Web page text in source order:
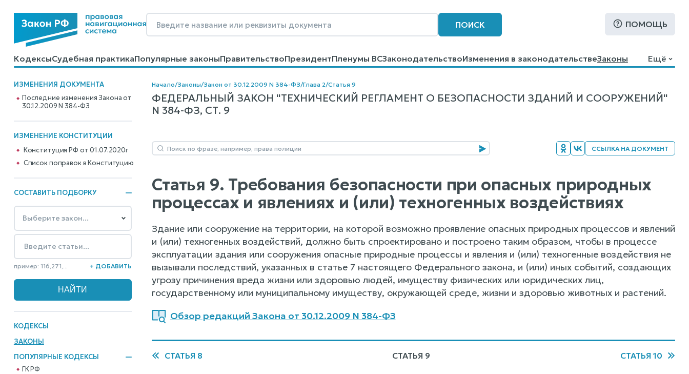
ПОИСК ПОМОЩЬ
КодексыСудебная практикаПопулярные законыПравительствоПрезидентПленумы ВСЗаконодательствоИзменения в законодательствеЗаконы
КалькуляторыСправочные материалыОбразцы договоровКонтактыПомощьПоиск
Ещё
ИЗМЕНЕНИЯ ДОКУМЕНТА
Последние изменения Закона от
30.12.2009 N 384-ФЗ
ИЗМЕНЕНИЕ КОНСТИТУЦИИ
Конституция РФ от 01.07.2020г
Cписок поправок в Конституцию
СОСТАВИТЬ ПОДБОРКУ
пример: 116,271,... + ДОБАВИТЬ
КОДЕКСЫ
ЗАКОНЫ
ПОПУЛЯРНЫЕ КОДЕКСЫ
ГК РФ
Начало/Законы/Закон от 30.12.2009 N 384-ФЗ/Глава 2/Статья 9
ФЕДЕРАЛЬНЫЙ ЗАКОН "ТЕХНИЧЕСКИЙ РЕГЛАМЕНТ О БЕЗОПАСНОСТИ ЗДАНИЙ И СООРУЖЕНИЙ"
N 384-ФЗ, СТ. 9
ССЫЛКА НА ДОКУМЕНТ
Статья 9. Требования безопасности при опасных природных
процессах и явлениях и (или) техногенных воздействиях
Здание или сооружение на территории, на которой возможно проявление опасных природных процессов и явлений
и (или) техногенных воздействий, должно быть спроектировано и построено таким образом, чтобы в процессе
эксплуатации здания или сооружения опасные природные процессы и явления и (или) техногенные воздействия не
вызывали последствий, указанных в статье 7 настоящего Федерального закона, и (или) иных событий, создающих
угрозу причинения вреда жизни или здоровью людей, имуществу физических или юридических лиц,
государственному или муниципальному имуществу, окружающей среде, жизни и здоровью животных и растений.
Обзор редакций Закона от 30.12.2009 N 384-ФЗ
СТАТЬЯ 8 СТАТЬЯ 9 СТАТЬЯ 10